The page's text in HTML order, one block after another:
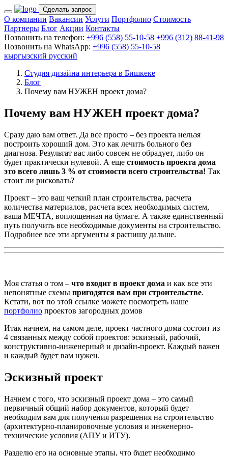
Сделать запрос
О компании Вакансии Услуги Портфолио Стоимость
Партнеры Блог Акции Контакты
Позвонить на телефон: +996 (558) 55-10-58 +996 (312) 88-41-98
Позвонить на WhatsApp: +996 (558) 55-10-58
кыргызский русский
Студия дизайна интерьера в Бишкеке
Блог
Почему вам НУЖЕН проект дома?
Почему вам НУЖЕН проект дома?
Сразу даю вам ответ. Да все просто – без проекта нельзя
построить хороший дом. Это как лечить больного без
диагноза. Результат вас либо совсем не обрадует, либо он
будет практически нулевой. А еще стоимость проекта дома
это всего лишь 3 % от стоимости всего строительства! Так
стоит ли рисковать?
Проект – это ваш четкий план строительства, расчета
количества материалов, расчета всех необходимых систем,
ваша МЕЧТА, воплощенная на бумаге. А также единственный
путь получить все необходимые документы на строительство.
Подробнее все эти аргументы я распишу дальше.
Моя статья о том – что входит в проект дома и как все эти
непонятные схемы пригодятся вам при строительстве.
Кстати, вот по этой ссылке можете посмотреть наше
портфолио проектов загородных домов
Итак начнем, на самом деле, проект частного дома состоит из
4 связанных между собой проектов: эскизный, рабочий,
конструктивно-инженерный и дизайн-проект. Каждый важен
и каждый будет вам нужен.
Эскизный проект
Начнем с того, что эскизный проект дома – это самый
первичный общий набор документов, который будет
необходим вам для получения разрешения на строительство
(архитектурно-планировочные условия и инженерно-
технические условия (АПУ и ИТУ).
Разделю его на основные этапы, что будет необходимо